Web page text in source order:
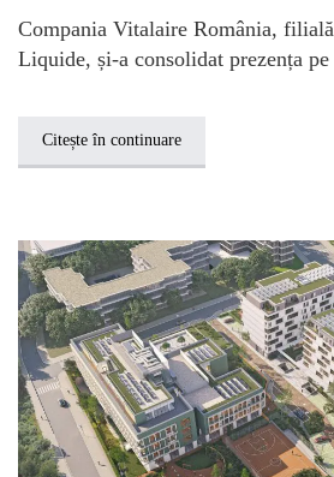
Compania Vitalaire România,
Liquide, și-a consolidat prezența
Citește în continuare